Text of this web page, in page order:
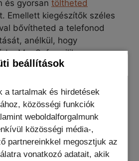
beállítások
a tartalmak és hirdetések
közösségi funkciók
weboldalforgalmunk
közösségi média-,
partnereinkkel megosztjuk az
vonatkozó adatait, akik
és gyorsan töltheted
Emellett kiegészítők széles
bővítheted a telefonod
anélkül, hogy
a MagSafe szilikon
megóvja telefonodat a
és a kisebb ütésektől. A
köszönhetően pedig
felületen pihenhet
így kevesebb az
károsodásra.